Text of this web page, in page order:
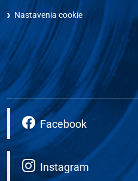
Nastavenia cookie
Facebook
Instagram